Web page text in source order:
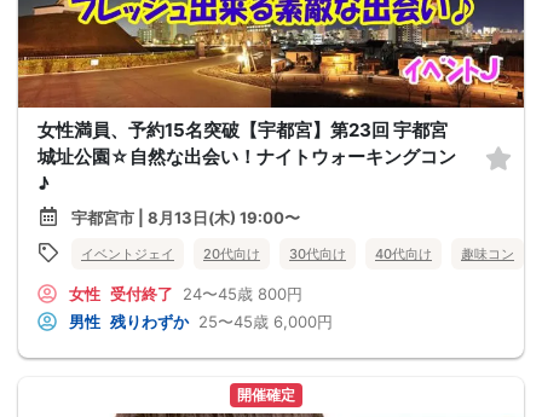
女性満員、予約15名突破【宇都宮】第23回 宇都宮
城址公園☆自然な出会い！ナイトウォーキングコン
♪
宇都宮市 | 8月13日(木) 19:00〜
イベントジェイ 20代向け 30代向け 40代向け 趣味コン
女性 受付終了 24〜45歳 800円
男性 残りわずか 25〜45歳 6,000円
開催確定